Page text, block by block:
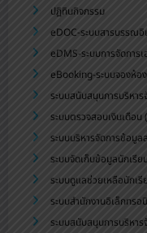
ปฏิทินกิจกรรม
eDOC-ระบบสารบรรณ
eDMS-ระบบการจัดการ
eBooking-ระบบจองห้อ
ระบบสนับสนุนการบริหา
ระบบตรวจสอบเงินเดือ
ระบบบริหารจัดการข้อมู
ระบบจัดเก็บข้อมูลนักเรี
ระบบดูแลช่วยเหลือนักเ
ระบบสำนักงานอิเล็กทร
ระบบสนับสนุนการบริหา